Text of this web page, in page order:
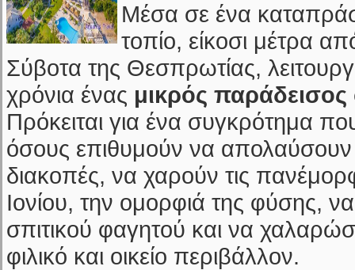
Μέσα σε ένα
τοπίο, είκοσι μέτρα
Σύβοτα της Θεσπρωτίας,
χρόνια ένας μικρός παράδεισος
Πρόκειται για ένα συγκρότημα
όσους επιθυμούν να απολαύσουν
διακοπές, να χαρούν τις
Ιονίου, την ομορφιά της φύσης,
σπιτικού φαγητού και να
φιλικό και οικείο περιβάλλον.